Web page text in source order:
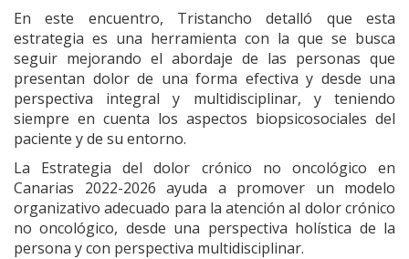
En este encuentro, Tristancho detalló que esta
estrategia es una herramienta con la que se busca
seguir mejorando el abordaje de las personas que
presentan dolor de una forma efectiva y desde una
perspectiva integral y multidisciplinar, y teniendo
siempre en cuenta los aspectos biopsicosociales del
paciente y de su entorno.
La Estrategia del dolor crónico no oncológico en
Canarias 2022-2026 ayuda a promover un modelo
organizativo adecuado para la atención al dolor crónico
no oncológico, desde una perspectiva holística de la
persona y con perspectiva multidisciplinar.